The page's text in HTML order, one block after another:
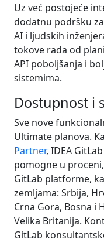
Uz već postojeće
dodatnu podršku
AI i ljudskih
tokove rada od
API poboljšanja i
sistemima.
Dostupnost i
Sve nove
Ultimate planova.
Partner, IDEA
pomogne u
GitLab platforme,
zemljama: Srbija,
Crna Gora, Bosna i
Velika Britanija.
GitLab